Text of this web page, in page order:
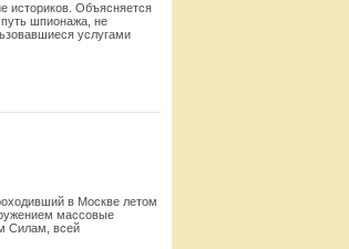
историков. Объясняется
шпионажа, не
услугами
в Москве летом
массовые
Силам, всей